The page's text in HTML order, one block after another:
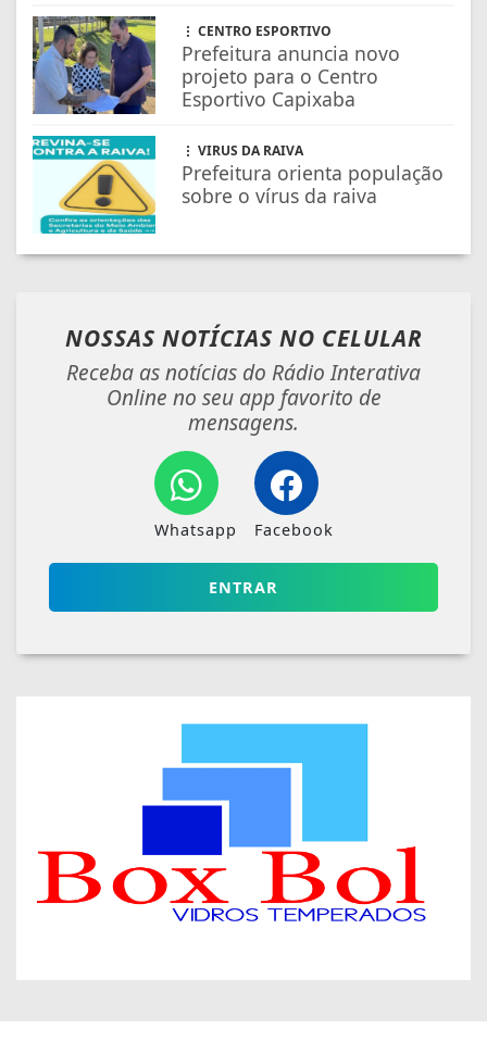
CENTRO ESPORTIVO
Prefeitura anuncia novo
projeto para o Centro
Esportivo Capixaba
VIRUS DA RAIVA
Prefeitura orienta população
sobre o vírus da raiva
NOSSAS NOTÍCIAS NO CELULAR
Receba as notícias do Rádio Interativa
Online no seu app favorito de
mensagens.
Whatsapp Facebook
ENTRAR